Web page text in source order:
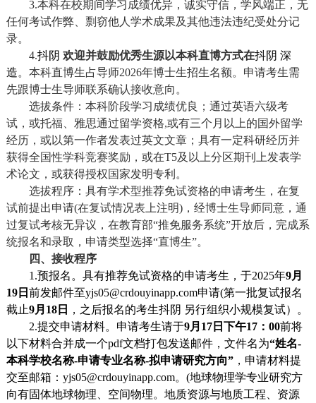
3.本科在校期间学习成绩优异，诚实守信，学风端正，无
任何考试作弊、剽窃他人学术成果及其他违法违纪受处分记
录。
4.抖阴 欢迎并鼓励优秀生源以本科直博方式在抖阴 深
造。本科直博生占导师2026年博士生招生名额。申请考生需
先跟博士生导师联系确认接收意向。
选拔条件：本科阶段学习成绩优良；通过英语六级考
试，或托福、雅思通过留学资格,或有三个月以上的国外留学
经历，或以第一作者发表过英文文章；具有一定科研经历并
获得全国性学科竞赛奖励，或在T5及以上分区期刊上发表学
术论文，或获得授权国家发明专利。
选拔程序：具有学术型推荐免试资格的申请考生，在复
试前提出申请(在复试情况表上注明)，经博士生导师同意，通
过复试考核无异议，在教育部“推免服务系统”开放后，完成系
统报名和录取，申请类型选择“直博生”。
四、接收程序
1.预报名。具有推荐免试资格的申请考生，于2025年9月
19日 前发邮件至yjs05@crdouyinapp.com申请(第一批复试报名
截止9月 18日
，之后报名的考生抖阴 另行组织小规模复试）。
2.提交申请材料。申请考生请于9月 17日下午17： 00前将
以下材料合并成一个pdf文档打包发送邮件，文件名为“姓名-
本科学校名称-申请专业名称-拟申请研究方向”，申请材料提
交至邮箱： yjs05@crdouyinapp.com。 (地球物理学专业研究方
向有固体地球物理、空间物理。地质资源与地质工程、资源